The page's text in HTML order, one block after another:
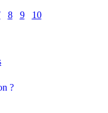
8 9 10
?